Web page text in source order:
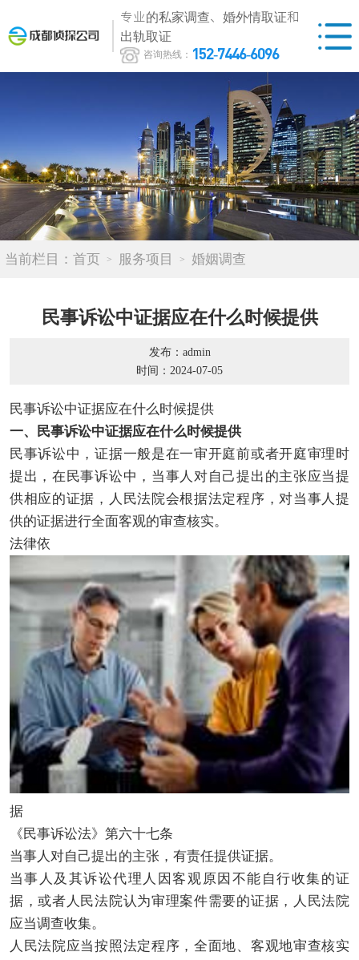
专业的私家调查、婚外情取证和
出轨取证
咨询热线： 152-7446-6096
当前栏目： 首页 服务项目 婚姻调查
民事诉讼中证据应在什么时候提供
发布：admin
时间：2024-07-05
民事诉讼中证据应在什么时候提供
一、民事诉讼中证据应在什么时候提供
民事诉讼中，证据一般是在一审开庭前或者开庭审理时
提出，在民事诉讼中，当事人对自己提出的主张应当提
供相应的证据，人民法院会根据法定程序，对当事人提
供的证据进行全面客观的审查核实。
法律依
据
《民事诉讼法》第六十七条
当事人对自己提出的主张，有责任提供证据。
当事人及其诉讼代理人因客观原因不能自行收集的证
据，或者人民法院认为审理案件需要的证据，人民法院
应当调查收集。
人民法院应当按照法定程序，全面地、客观地审查核实